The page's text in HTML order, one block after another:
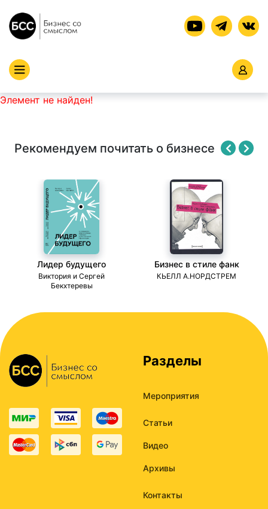
Элемент не найден!
Рекомендуем почитать о бизнесе
Лидер будущего
Виктория и Сергей
Бекхтеревы
Бизнес в стиле фанк
КЬЕЛЛ А.НОРДСТРЕМ
Разделы
Мероприятия
Статьи
Видео
Архивы
Контакты